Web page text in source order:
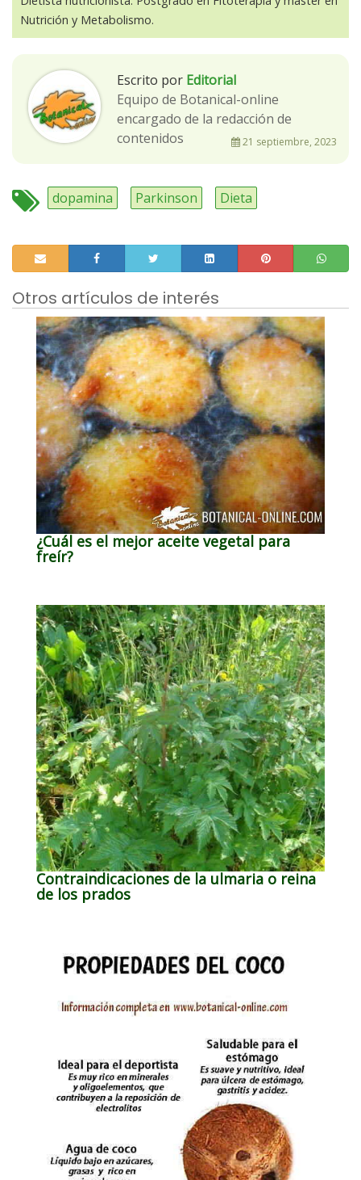
Nutrición y Metabolismo.
Escrito por Editorial
Equipo de Botanical-online
encargado de la redacción de
contenidos
21 septiembre, 2023
dopamina Parkinson Dieta
Otros artículos de interés
¿Cuál es el mejor aceite vegetal para
freír?
Contraindicaciones de la ulmaria o reina
de los prados